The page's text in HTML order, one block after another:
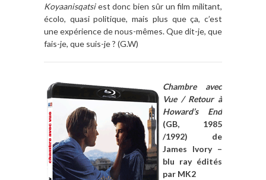
Koyaanisqatsiest donc bien sûr un film militant,
écolo, quasi politique, mais plus que ça, c’est
une expérience de nous-mêmes. Que dit-je, que
fais-je, que suis-je ? (G.W)
Chambre avec
Vue / Retour à
Howard’s End
(GB, 1985
/1992) de
James Ivory –
blu ray édités
par MK2